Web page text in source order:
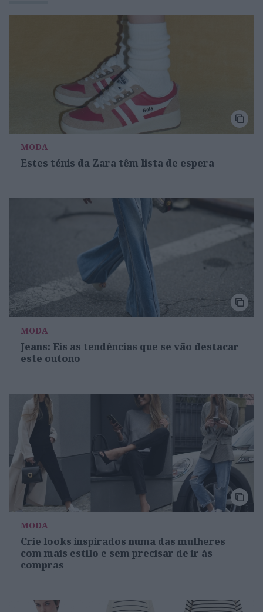
MODA
Estes ténis da Zara têm lista de espera
MODA
Jeans: Eis as tendências que se vão destacar
este outono
MODA
Crie looks inspirados numa das mulheres
com mais estilo e sem precisar de ir às
compras